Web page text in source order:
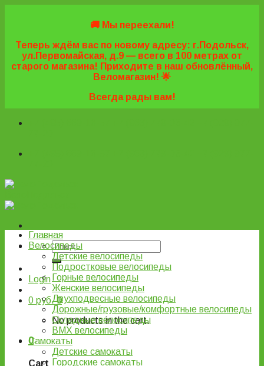
🚚 Мы переехали!
Теперь ждём вас по новому адресу: г.Подольск,
ул.Первомайская, д.9 — всего в 100 метрах от
старого магазина! Приходите в наш обновлённый,
Веломагазин! 🌟
Всегда рады вам!
Login
0 руб. 0
No products in the cart.
0
Cart
Главная
Велосипеды
Детские велосипеды
Подростковые велосипеды
Горные велосипеды
Женские велосипеды
Двухподвесные велосипеды
Дорожные/грузовые/комфортные велосипеды
Складные велосипеды
BMX велосипеды
Самокаты
Детские самокаты
Городские самокаты